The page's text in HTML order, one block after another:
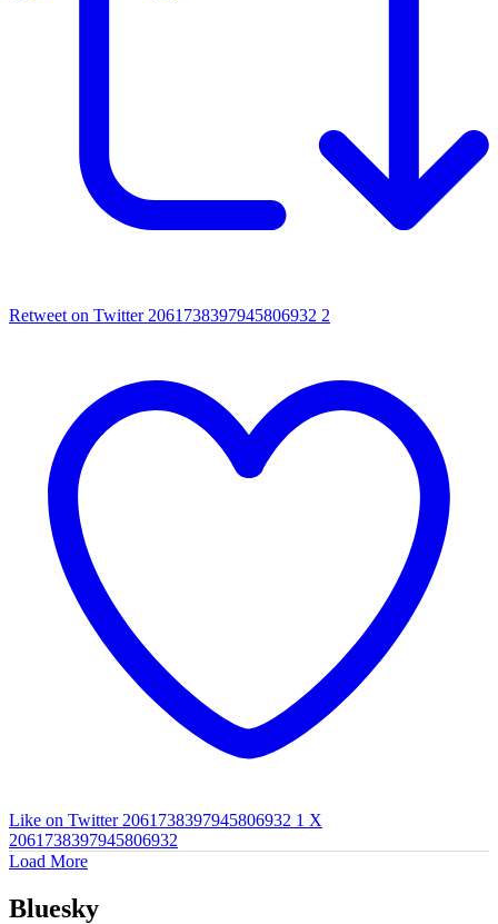
Retweet on Twitter 2061738397945806932 2
Like on Twitter 2061738397945806932 1 X
2061738397945806932
Load More
Bluesky